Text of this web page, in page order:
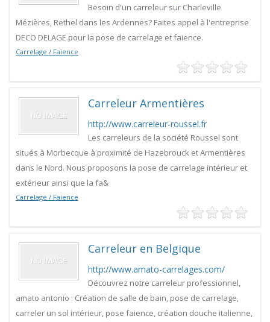
Besoin d'un carreleur sur Charleville
Mézières, Rethel dans les Ardennes? Faites appel à l'entreprise
DECO DELAGE pour la pose de carrelage et faience.
Carrelage / Faience
Carreleur Armentières
http://www.carreleur-roussel.fr
Les carreleurs de la société Roussel sont
situés à Morbecque à proximité de Hazebrouck et Armentières
dans le Nord. Nous proposons la pose de carrelage intérieur et
extérieur ainsi que la fa&
Carrelage / Faience
Carreleur en Belgique
http://www.amato-carrelages.com/
Découvrez notre carreleur professionnel,
amato antonio : Création de salle de bain, pose de carrelage,
carreler un sol intérieur, pose faience, création douche italienne,